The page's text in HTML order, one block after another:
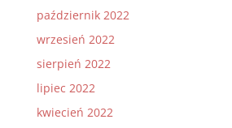
październik 2022
wrzesień 2022
sierpień 2022
lipiec 2022
kwiecień 2022